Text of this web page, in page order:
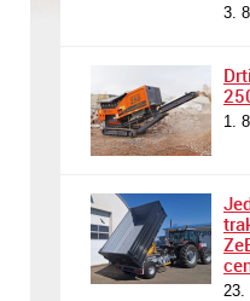
3.
1.
23.